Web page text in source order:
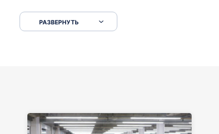
серпантинах по пути следования.
РАЗВЕРНУТЬ